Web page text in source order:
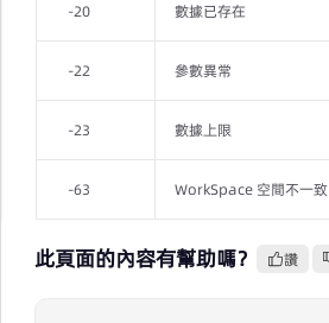
-20 數據已存在
-22 參數異常
-23 數據上限
-63 WorkSpace 空間不一致
此頁面的內容有幫助嗎？ 讚